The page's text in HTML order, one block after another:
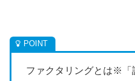
ファクタリングとは※「